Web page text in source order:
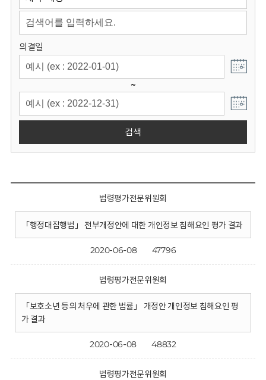
회
의결일
~
검색
법령평가전문위원회
「행정대집행법」 전부개정안에 대한 개인정보 침해요인 평가 결과
2020-06-08 47796
법령평가전문위원회
「보호소년 등의 처우에 관한 법률」 개정안 개인정보 침해요인 평
가 결과
2020-06-08 48832
법령평가전문위원회